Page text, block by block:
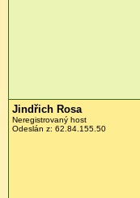
Jindřich Rosa
Neregistrovaný host
Odeslán z: 62.84.155.50